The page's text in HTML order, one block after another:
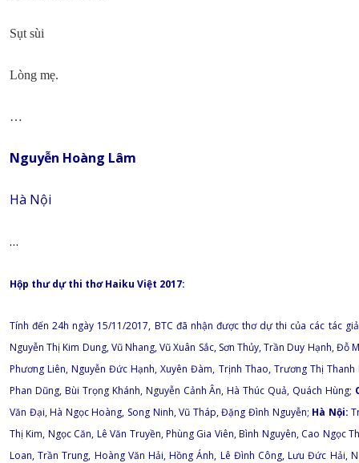
Sụt sùi
Lòng mẹ.
…
Nguyễn Hoàng Lâm
Hà Nội
…
Hộp thư dự thi thơ Haiku Việt 2017:
Tính đến 24h ngày 15/11/2017, BTC đã nhận được thơ dự thi của các tác
Nguyễn Thị Kim Dung, Vũ Nhang, Vũ Xuân Sắc, Sơn Thủy, Trần Duy Hạnh,
Phương Liên, Nguyễn Đức Hạnh, Xuyên Đàm, Trịnh Thao, Trương Thị
Phan Dũng, Bùi Trọng Khánh, Nguyễn Cảnh Ân, Hà Thúc Quả, Quách Hùng;
Văn Đại, Hà Ngọc Hoàng, Song Ninh, Vũ Tháp, Đặng Đình Nguyễn; Hà Nội:
Thị Kim, Ngọc Căn, Lê Văn Truyền, Phùng Gia Viên, Bình Nguyên, Cao Ngọc
Loan, Trần Trung, Hoàng Văn Hải, Hồng Ánh, Lê Đình Công, Lưu Đức Hải,